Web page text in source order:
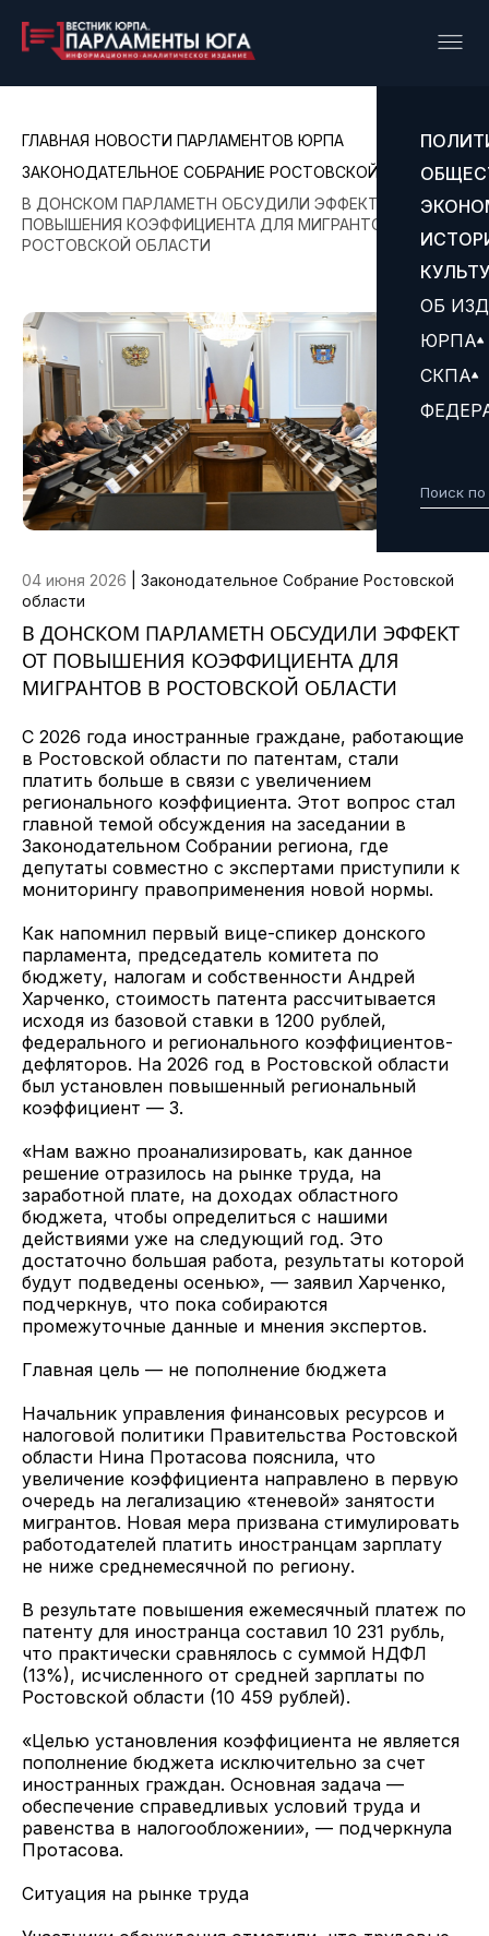
ОБ
ЮРПА
СКПА
ГЛАВНАЯ НОВОСТИ ПАРЛАМЕНТОВ ЮРПА
ЗАКОНОДАТЕЛЬНОЕ СОБРАНИЕ РОСТОВСКОЙ ОБЛАСТИ
В ДОНСКОМ ПАРЛАМЕТН ОБСУДИЛИ ЭФФЕКТ ОТ
ПОВЫШЕНИЯ КОЭФФИЦИЕНТА ДЛЯ МИГРАНТОВ В
РОСТОВСКОЙ ОБЛАСТИ
04 июня 2026
Законодательное Собрание Ростовской
области
В ДОНСКОМ ПАРЛАМЕТН ОБСУДИЛИ ЭФФЕКТ
ОТ ПОВЫШЕНИЯ КОЭФФИЦИЕНТА ДЛЯ
МИГРАНТОВ В РОСТОВСКОЙ ОБЛАСТИ
С 2026 года иностранные граждане, работающие
в Ростовской области по патентам, стали
платить больше в связи с увеличением
регионального коэффициента. Этот вопрос стал
главной темой обсуждения на заседании в
Законодательном Собрании региона, где
депутаты совместно с экспертами приступили к
мониторингу правоприменения новой нормы.
Как напомнил первый вице-спикер донского
парламента, председатель комитета по
бюджету, налогам и собственности Андрей
Харченко, стоимость патента рассчитывается
исходя из базовой ставки в 1200 рублей,
федерального и регионального коэффициентов-
дефляторов. На 2026 год в Ростовской области
был установлен повышенный региональный
коэффициент — 3.
«Нам важно проанализировать, как данное
решение отразилось на рынке труда, на
заработной плате, на доходах областного
бюджета, чтобы определиться с нашими
действиями уже на следующий год. Это
достаточно большая работа, результаты которой
будут подведены осенью», — заявил Харченко,
подчеркнув, что пока собираются
промежуточные данные и мнения экспертов.
Главная цель — не пополнение бюджета
Начальник управления финансовых ресурсов и
налоговой политики Правительства Ростовской
области Нина Протасова пояснила, что
увеличение коэффициента направлено в первую
очередь на легализацию «теневой» занятости
мигрантов. Новая мера призвана стимулировать
работодателей платить иностранцам зарплату
не ниже среднемесячной по региону.
В результате повышения ежемесячный платеж по
патенту для иностранца составил 10 231 рубль,
что практически сравнялось с суммой НДФЛ
(13%), исчисленного от средней зарплаты по
Ростовской области (10 459 рублей).
«Целью установления коэффициента не является
пополнение бюджета исключительно за счет
иностранных граждан. Основная задача —
обеспечение справедливых условий труда и
равенства в налогообложении», — подчеркнула
Протасова.
Ситуация на рынке труда